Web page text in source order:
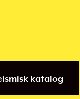
katalog